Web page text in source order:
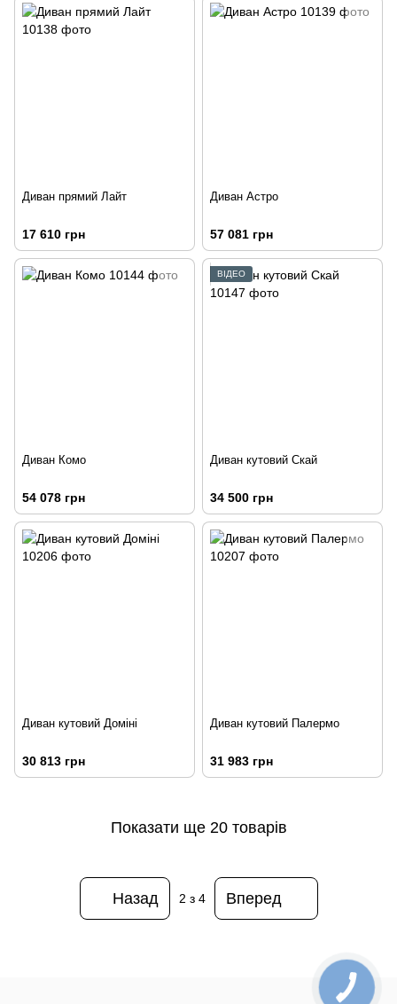
Диван прямий Лайт
17 610 грн
Диван Астро
57 081 грн
Диван Комо
54 078 грн
ВІДЕО
Диван кутовий Скай
34 500 грн
Диван кутовий Доміні
30 813 грн
Диван кутовий Палермо
31 983 грн
Показати ще 20 товарів
Назад 2 з 4 Вперед